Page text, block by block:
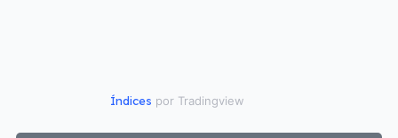
Índices por Tradingview